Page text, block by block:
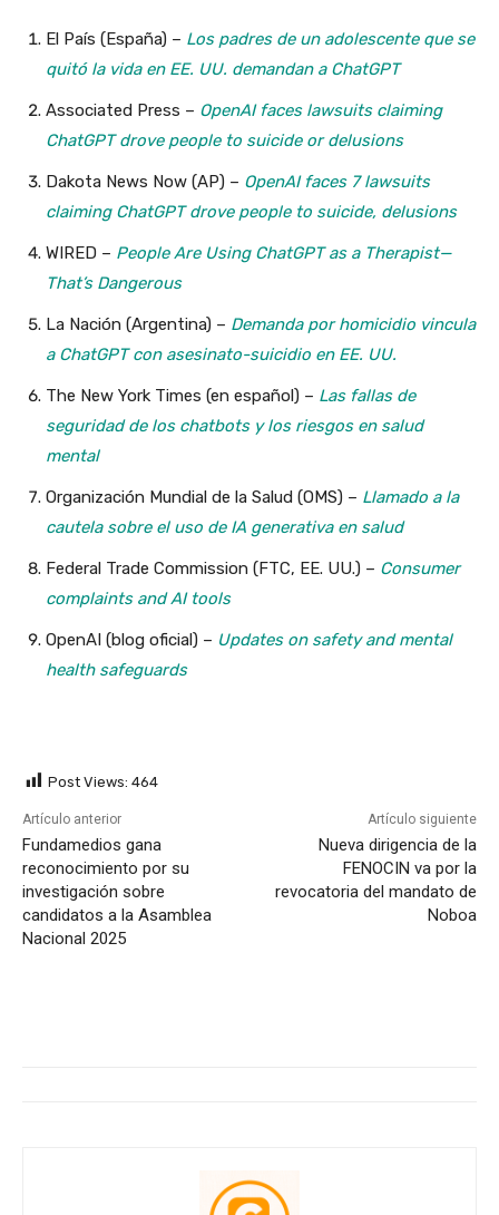
El País (España) – Los padres de un adolescente que se
quitó la vida en EE. UU. demandan a ChatGPT
Associated Press – OpenAI faces lawsuits claiming
ChatGPT drove people to suicide or delusions
Dakota News Now (AP) – OpenAI faces 7 lawsuits
claiming ChatGPT drove people to suicide, delusions
WIRED – People Are Using ChatGPT as a Therapist—
That’s Dangerous
La Nación (Argentina) – Demanda por homicidio vincula
a ChatGPT con asesinato-suicidio en EE. UU.
The New York Times (en español) – Las fallas de
seguridad de los chatbots y los riesgos en salud
mental
Organización Mundial de la Salud (OMS) – Llamado a la
cautela sobre el uso de IA generativa en salud
Federal Trade Commission (FTC, EE. UU.) – Consumer
complaints and AI tools
OpenAI (blog oficial) – Updates on safety and mental
health safeguards
Post Views: 464
Artículo anterior
Fundamedios gana
reconocimiento por su
investigación sobre
candidatos a la Asamblea
Nacional 2025
Artículo siguiente
Nueva dirigencia de la
FENOCIN va por la
revocatoria del mandato de
Noboa